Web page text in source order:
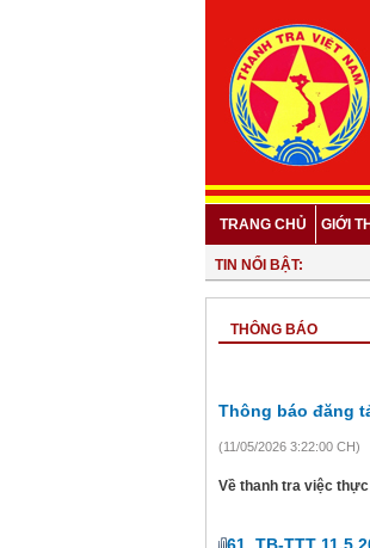
TRANG CHỦ GIỚI
TIN NỔI BẬT:
THÔNG BÁO
Thông báo đăng
(11/05/2026 3:22:00 CH)
Về thanh tra việc